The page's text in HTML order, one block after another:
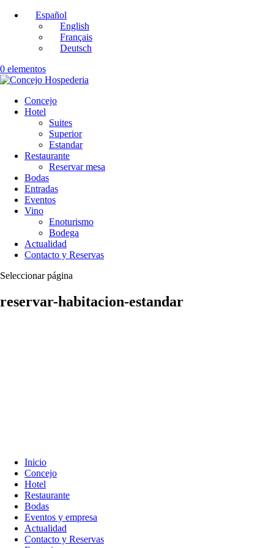
Español
English
Français
Deutsch
0 elementos
Concejo
Hotel
Suites
Superior
Estandar
Restaurante
Reservar mesa
Bodas
Entradas
Eventos
Vino
Enoturismo
Bodega
Actualidad
Contacto y Reservas
Seleccionar página
reservar-habitacion-estandar
Inicio
Concejo
Hotel
Restaurante
Bodas
Eventos y empresa
Actualidad
Contacto y Reservas